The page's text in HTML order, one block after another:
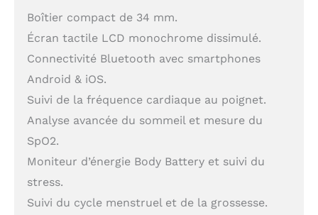
Boîtier compact de 34 mm.
Écran tactile LCD monochrome dissimulé.
Connectivité Bluetooth avec smartphones
Android & iOS.
Suivi de la fréquence cardiaque au poignet.
Analyse avancée du sommeil et mesure du
SpO2.
Moniteur d’énergie Body Battery et suivi du
stress.
Suivi du cycle menstruel et de la grossesse.